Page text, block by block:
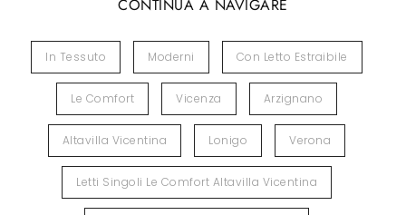
CONTINUA A NAVIGARE
In Tessuto Moderni Con Letto Estraibile
Le Comfort Vicenza Arzignano
Altavilla Vicentina Lonigo Verona
Letti Singoli Le Comfort Altavilla Vicentina